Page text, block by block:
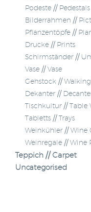
Podeste // Pedestals
Bilderrahmen //
Pflanzentöpfe //
Drucke // Prints
Schirmständer //
Vase // Vase
Gehstock //
Dekanter //
Tischkultur // Table
Tabletts // Trays
Weinkühler // Wine
Weinregale // Wine
Teppich // Carpet
Uncategorised